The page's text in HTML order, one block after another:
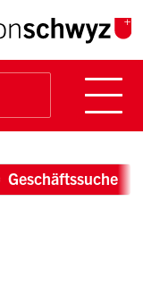
Geschäftssuche